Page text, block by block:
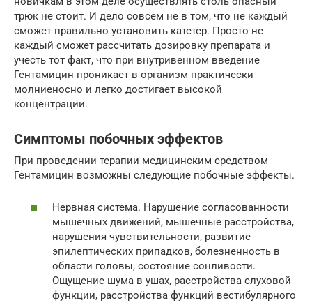
трюк не стоит. И дело совсем не в том, что не каждый
сможет правильно установить катетер. Просто не
каждый сможет рассчитать дозировку препарата и
учесть тот факт, что при внутривенном введение
Гентамицин проникает в организм практически
молниеносно и легко достигает высокой
концентрации.
Симптомы побочных эффектов
При проведении терапии медицинским средством
Гентамицин возможны следующие побочные эффекты.
Нервная система. Нарушение согласованности
мышечных движений, мышечные расстройства,
нарушения чувствительности, развитие
эпилептических припадков, болезненность в
области головы, состояние сонливости.
Ощущение шума в ушах, расстройства слуховой
функции, расстройства функций вестибулярного